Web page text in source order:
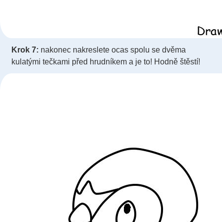
Krok 7: nakonec nakreslete ocas spolu se dvěma
kulatými tečkami před hrudníkem a je to! Hodně štěstí!